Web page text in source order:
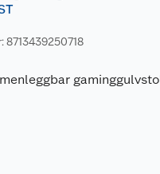
8713439250718